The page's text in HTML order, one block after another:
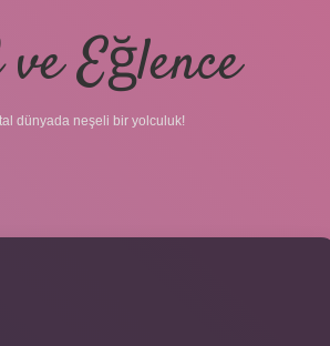
Eğlence
dünyada neşeli bir yolculuk!